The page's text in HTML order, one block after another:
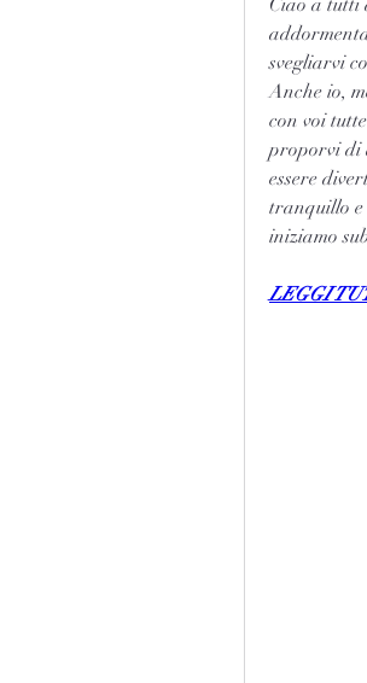
Ciao a tutti
svegliarvi
Anche io,
con voi
proporvi di
essere
tranquillo e
iniziamo
LEGGI